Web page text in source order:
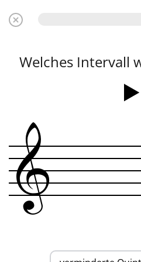
Welches Intervall
&